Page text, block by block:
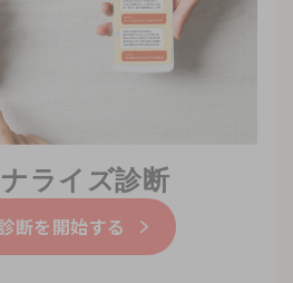
ライズ診断
断を開始する